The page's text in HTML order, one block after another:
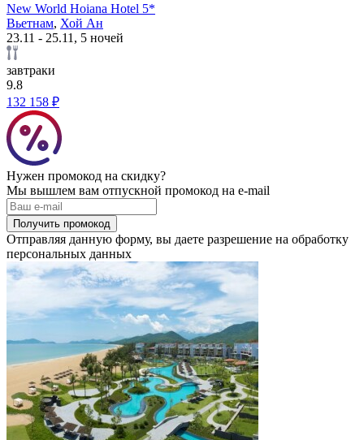
New World Hoiana Hotel 5*
Вьетнам, Хой Ан
23.11 - 25.11, 5 ночей
завтраки
9.8
132 158 ₽
Нужен промокод на скидку?
Мы вышлем вам отпускной промокод на e-mail
Получить промокод
Отправляя данную форму, вы даете разрешение на обработку
персональных данных